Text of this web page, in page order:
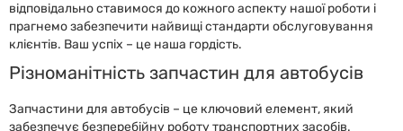
відповідально ставимося до кожного аспекту нашої роботи і
прагнемо забезпечити найвищі стандарти обслуговування
клієнтів. Ваш успіх – це наша гордість.
Різноманітність запчастин для автобусів
Запчастини для автобусів – це ключовий елемент, який
забезпечує безперебійну роботу транспортних засобів.